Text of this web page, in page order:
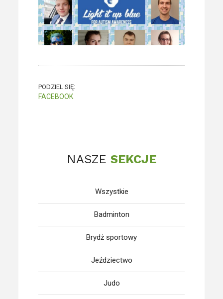
PODZIEL SIĘ:
FACEBOOK
NASZE SEKCJE
Wszystkie
Badminton
Brydż sportowy
Jeździectwo
Judo